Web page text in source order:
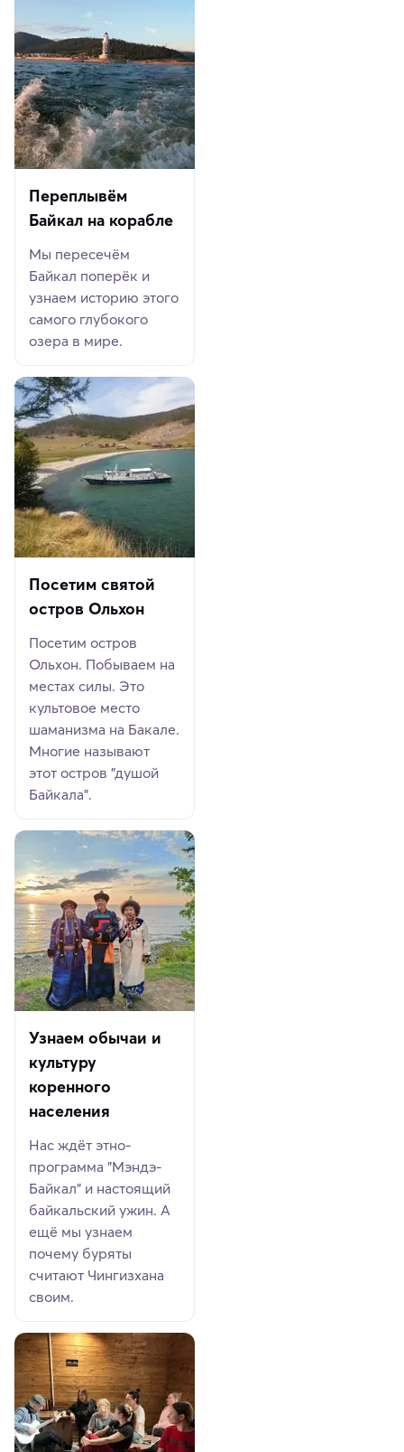
Переплывём
Байкал на корабле
Мы пересечём
Байкал поперёк и
узнаем историю этого
самого глубокого
озера в мире.
Посетим святой
остров Ольхон
Посетим остров
Ольхон. Побываем на
местах силы. Это
культовое место
шаманизма на Бакале.
Многие называют
этот остров "душой
Байкала".
Узнаем обычаи и
культуру
коренного
населения
Нас ждёт этно-
программа "Мэндэ-
Байкал" и настоящий
байкальский ужин. А
ещё мы узнаем
почему буряты
считают Чингизхана
своим.